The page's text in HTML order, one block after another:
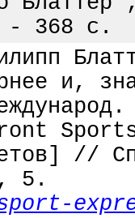
- 368 с.
и,
//
5.